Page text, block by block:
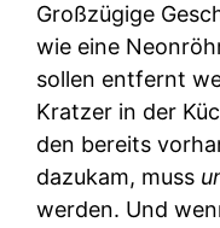
Großzügige
wie eine
sollen entfernt
Kratzer in der
den bereits
dazukam, muss
werden. Und